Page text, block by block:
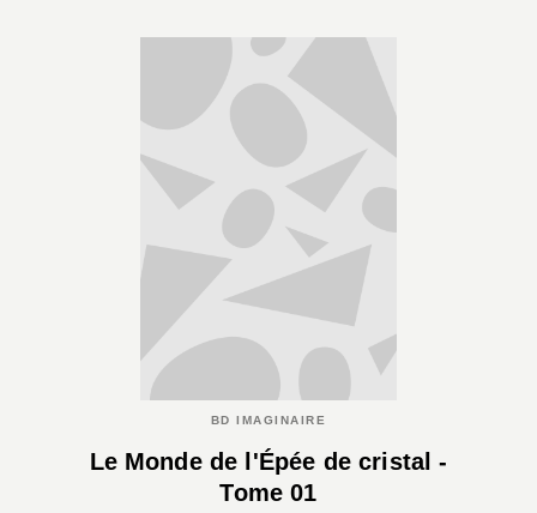
BD IMAGINAIRE
Le Monde de l'Épée de cristal -
Tome 01